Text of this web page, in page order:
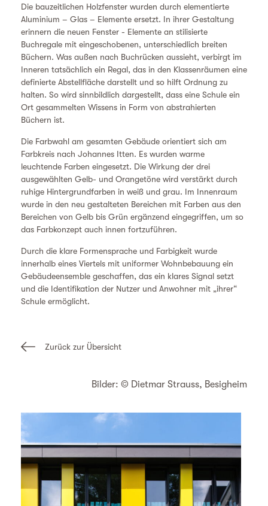
Die bauzeitlichen Holzfenster wurden durch elementierte
Aluminium – Glas – Elemente ersetzt. In ihrer Gestaltung
erinnern die neuen Fenster - Elemente an stilisierte
Buchregale mit eingeschobenen, unterschiedlich breiten
Büchern. Was außen nach Buchrücken aussieht, verbirgt im
Inneren tatsächlich ein Regal, das in den Klassenräumen eine
definierte Abstellfläche darstellt und so hilft Ordnung zu
halten. So wird sinnbildlich dargestellt, dass eine Schule ein
Ort gesammelten Wissens in Form von abstrahierten
Büchern ist.
Die Farbwahl am gesamten Gebäude orientiert sich am
Farbkreis nach Johannes Itten. Es wurden warme
leuchtende Farben eingesetzt. Die Wirkung der drei
ausgewählten Gelb- und Orangetöne wird verstärkt durch
ruhige Hintergrundfarben in weiß und grau. Im Innenraum
wurde in den neu gestalteten Bereichen mit Farben aus den
Bereichen von Gelb bis Grün ergänzend eingegriffen, um so
das Farbkonzept auch innen fortzuführen.
Durch die klare Formensprache und Farbigkeit wurde
innerhalb eines Viertels mit uniformer Wohnbebauung ein
Gebäudeensemble geschaffen, das ein klares Signal setzt
und die Identifikation der Nutzer und Anwohner mit „ihrer“
Schule ermöglicht.
Zurück zur Übersicht
Bilder: © Dietmar Strauss, Besigheim